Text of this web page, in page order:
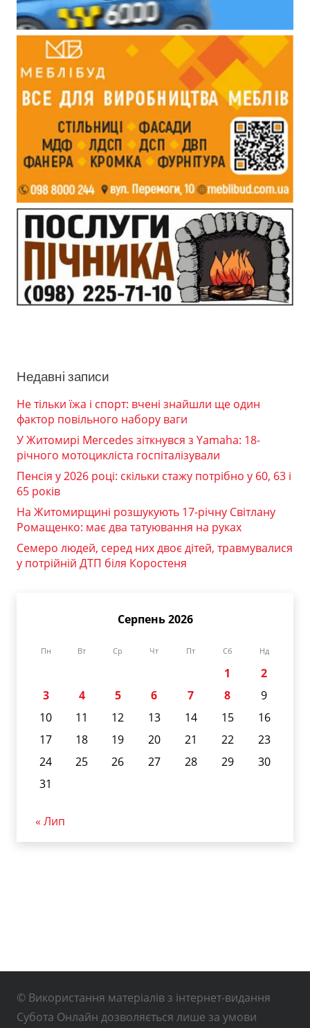
Недавні записи
Не тільки їжа і спорт: вчені знайшли ще один
фактор повільного набору ваги
У Житомирі Mercedes зіткнувся з Yamaha: 18-
річного мотоцикліста госпіталізували
Пенсія у 2026 році: скільки стажу потрібно у 60, 63 і
65 років
На Житомирщині розшукують 17-річну Світлану
Ромащенко: має два татуювання на руках
Семеро людей, серед них двоє дітей, травмувалися
у потрійній ДТП біля Коростеня
Серпень 2026
Пн Вт Ср Чт Пт Сб Нд
1
2
3
4 5 6 7 8
9
10
11 12 13 14 15
16
17
18 19 20 21 22
23
24
25 26 27 28 29
30
31
« Лип
© Використання матеріалів з інтернет-видання
Субота Онлайн дозволяється лише за умови